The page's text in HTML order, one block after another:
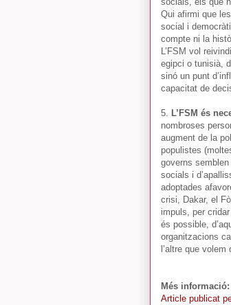
Qui afirmi que
social i
compte ni la
L’FSM vol
egipci o tunisià,
sinó un punt
capacitat de
5. L’FSM és
nombroses
augment de la
populistes
governs
socials i
adoptades
crisi, Dakar, el
impuls, per
és possible,
organitzacions
l’altre que
Més informació:
Article publicat